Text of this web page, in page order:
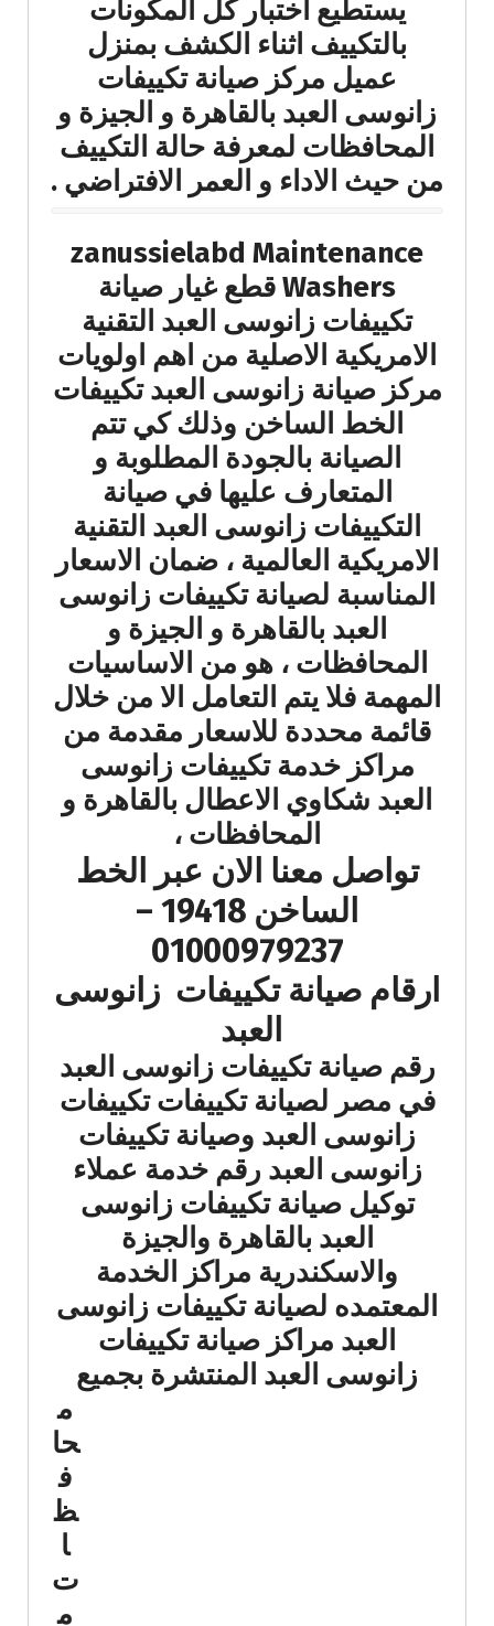
يستطيع اختبار كل المكونات
بالتكييف اثناء الكشف بمنزل
عميل مركز صيانة تكييفات
زانوسى العبد بالقاهرة و الجيزة و
المحافظات لمعرفة حالة التكييف
من حيث الاداء و العمر الافتراضي .
zanussielabd Maintenance
Washers قطع غيار صيانة
تكييفات زانوسى العبد التقنية
الامريكية الاصلية من اهم اولويات
مركز صيانة زانوسى العبد تكييفات
الخط الساخن وذلك كي تتم
الصيانة بالجودة المطلوبة و
المتعارف عليها في صيانة
التكييفات زانوسى العبد التقنية
الامريكية العالمية ، ضمان الاسعار
المناسبة لصيانة تكييفات زانوسى
العبد بالقاهرة و الجيزة و
المحافظات ، هو من الاساسيات
المهمة فلا يتم التعامل الا من خلال
قائمة محددة للاسعار مقدمة من
مراكز خدمة تكييفات زانوسى
العبد شكاوي الاعطال بالقاهرة و
المحافظات ،
تواصل معنا الان عبر الخط
الساخن 19418 –
01000979237
ارقام صيانة تكييفات زانوسى
العبد
رقم صيانة تكييفات زانوسى العبد
في مصر لصيانة تكييفات تكييفات
زانوسى العبد وصيانة تكييفات
زانوسى العبد رقم خدمة عملاء
توكيل صيانة تكييفات زانوسى
العبد بالقاهرة والجيزة
والاسكندرية مراكز الخدمة
المعتمده لصيانة تكييفات زانوسى
العبد مراكز صيانة تكييفات
زانوسى العبد المنتشرة بجميع
م
حا
ف
ظ
ا
ت
م